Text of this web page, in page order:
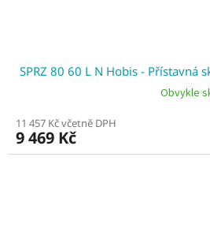
SPRZ 80 60 L N Hobis - Přístavná
Obvykle
11 457 Kč včetně DPH
9 469 Kč